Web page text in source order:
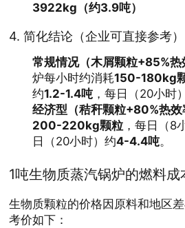
3922kg（约3.9吨）
4.简化结论（企业可直接参考）
常规情况（木屑颗粒+85%热
炉每小时约消耗150-180kg
约1.2-1.4吨 ，每日（20小时
经济型（秸秆颗粒+80%热效
200-220kg颗粒 ，每日（8
日（20小时）约4-4.4吨。
1吨生物质蒸汽锅炉的燃料成
生物质颗粒的价格因原料和地区
考价如下：